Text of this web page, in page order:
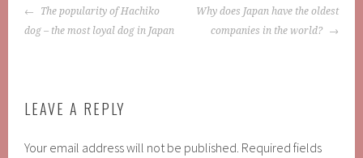
POST
NAVIGATION
The popularity of Hachiko
dog – the most loyal dog in Japan
Why does Japan have the oldest
companies in the world?
LEAVE A REPLY
Your email address will not be published. Required fields